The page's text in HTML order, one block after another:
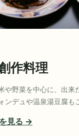
作料理
や野菜を中心に、出来
ンデュや温泉湯豆腐も
見る →